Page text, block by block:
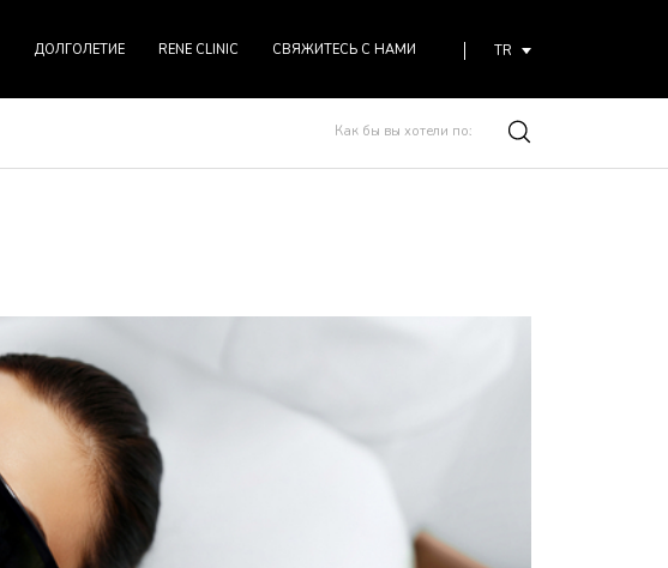
ДОЛГОЛЕТИЕ RENE CLINIC СВЯЖИТЕСЬ С НАМИ TR